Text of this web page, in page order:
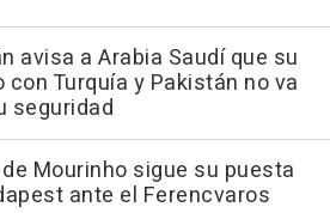
avisa a Arabia Saudí que su
con Turquía y Pakistán no va
seguridad
Mourinho sigue su puesta
ante el Ferencvaros